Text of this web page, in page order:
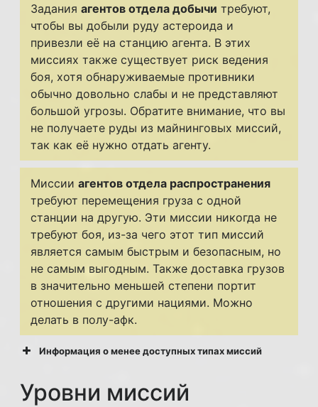
Задания агентов отдела добычи требуют,
чтобы вы добыли руду астероида и
привезли её на станцию ​​агента. В этих
миссиях также существует риск ведения
боя, хотя обнаруживаемые противники
обычно довольно слабы и не представляют
большой угрозы. Обратите внимание, что вы
не получаете руды из майнинговых миссий,
так как её нужно отдать агенту.
Миссии агентов отдела распространения
требуют перемещения груза с одной
станции на другую. Эти миссии никогда не
требуют боя, из-за чего этот тип миссий
является самым быстрым и безопасным, но
не самым выгодным. Также доставка грузов
в значительно меньшей степени портит
отношения с другими нациями. Можно
делать в полу-афк.
Информация о менее доступных типах миссий
Уровни миссий